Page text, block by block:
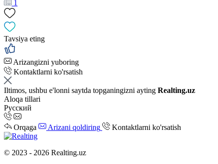
1
Tavsiya eting
Arizangizni yuboring
Kontaktlarni ko'rsatish
Iltimos, ushbu e'lonni saytda topganingizni ayting Realting.uz
Aloqa tillari
Русский
Orqaga Arizani qoldiring Kontaktlarni ko'rsatish
© 2023 - 2026 Realting.uz